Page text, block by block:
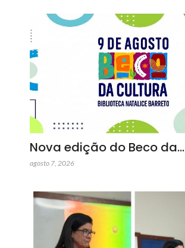
Nova edição do Beco da…
agosto 7, 2026